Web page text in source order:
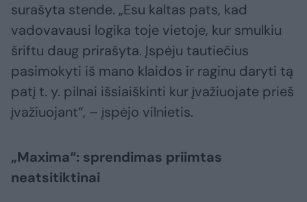
surašyta stende. „Esu kaltas pats, kad
vadovavausi logika toje vietoje, kur smulkiu
šriftu daug prirašyta. Įspėju tautiečius
pasimokyti iš mano klaidos ir raginu daryti tą
patį t. y. pilnai išsiaiškinti kur įvažiuojate prieš
įvažiuojant“, – įspėjo vilnietis.
„Maxima“: sprendimas priimtas
neatsitiktinai